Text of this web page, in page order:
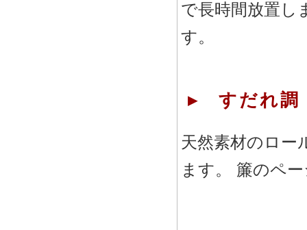
で長時間放置し
す。
▸ すだれ調
天然素材のロー
ます。 簾のペ